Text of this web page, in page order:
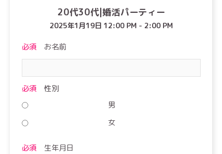
20代30代|婚活パーティー
2025年1月19日 12:00 PM - 2:00 PM
必須 お名前
必須
性別
男
女
必須 生年月日